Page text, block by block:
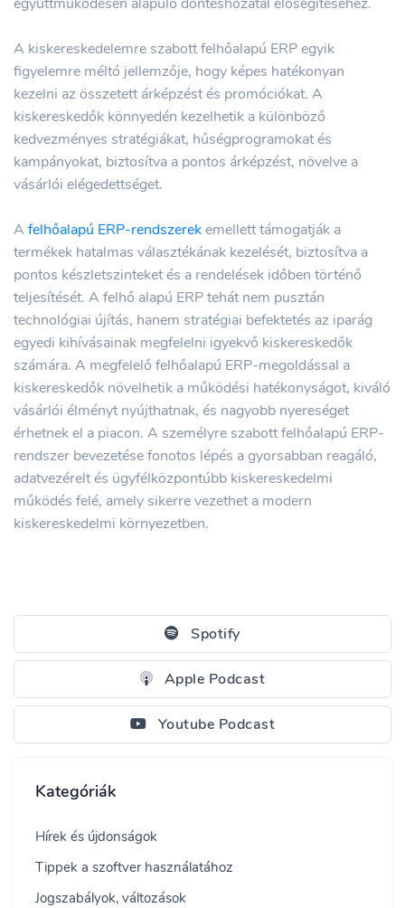
A kiskereskedelemre szabott felhőalapú ERP egyik
figyelemre méltó jellemzője, hogy képes hatékonyan
kezelni az összetett árképzést és promóciókat. A
kiskereskedők könnyedén kezelhetik a különböző
kedvezményes stratégiákat, hűségprogramokat és
kampányokat, biztosítva a pontos árképzést, növelve a
vásárlói elégedettséget.
A felhőalapú ERP-rendszerekemellett támogatják a
termékek hatalmas választékának kezelését, biztosítva a
pontos készletszinteket és a rendelések időben történő
teljesítését. A felhő alapú ERP tehát nem pusztán
technológiai újítás, hanem stratégiai befektetés az iparág
egyedi kihívásainak megfelelni igyekvő kiskereskedők
számára. A megfelelő felhőalapú ERP-megoldással a
kiskereskedők növelhetik a működési hatékonyságot, kiváló
vásárlói élményt nyújthatnak, és nagyobb nyereséget
érhetnek el a piacon. A személyre szabott felhőalapú ERP-
rendszer bevezetése fonotos lépés a gyorsabban reagáló,
adatvezérelt és ügyfélközpontúbb kiskereskedelmi
működés felé, amely sikerre vezethet a modern
kiskereskedelmi környezetben.
Spotify
Apple Podcast
Youtube Podcast
Kategóriák
Hírek és újdonságok
Tippek a szoftver használatához
Jogszabályok, változások